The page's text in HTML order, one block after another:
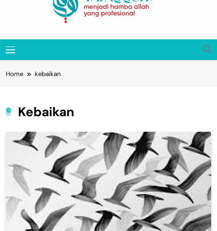
Tafaqquh.ID
Home kebaikan
Kebaikan